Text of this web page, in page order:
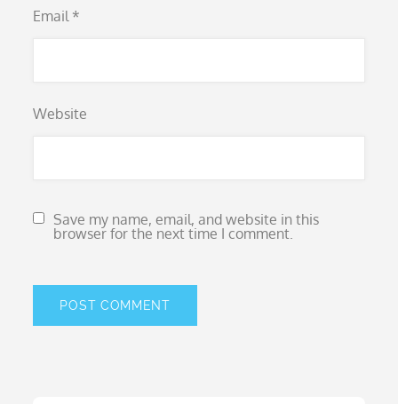
Email *
Website
Save my name, email, and website in this
browser for the next time I comment.